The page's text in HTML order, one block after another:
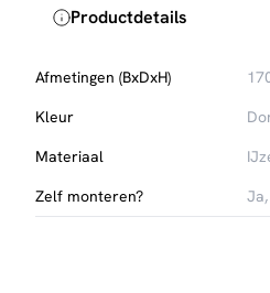
Productdetails
Afmetingen (BxDxH)
Kleur
Materiaal
Zelf monteren?